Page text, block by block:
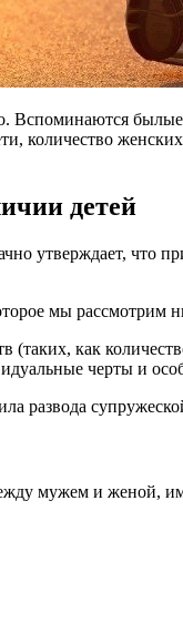
Вспоминаются
количество
детей
утверждает, что
мы рассмотрим
(таких, как
черты и
развода
мужем и женой,